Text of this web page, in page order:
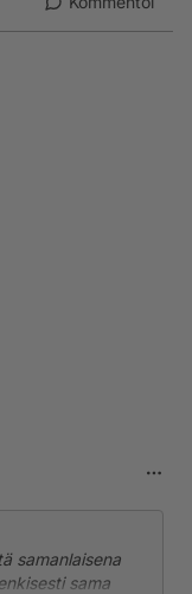
samanlaisena
sama